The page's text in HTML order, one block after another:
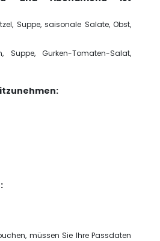
Suppe, saisonale Salate, Obst,
Suppe, Gurken-Tomaten-Salat,
müssen Sie Ihre Passdaten